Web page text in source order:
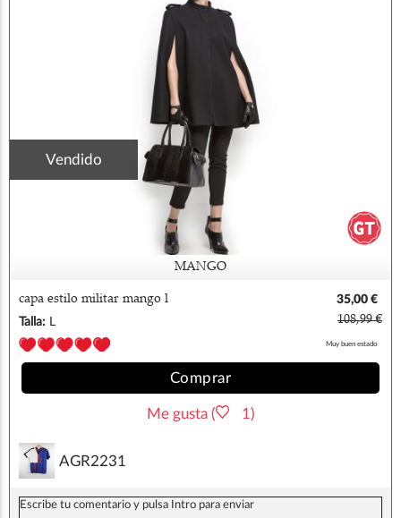
Vendido
MANGO
capa estilo militar mango l
35,00 €
Talla: L 108,99 €
Muy buen estado
Comprar
Me gusta ( 1)
AGR2231